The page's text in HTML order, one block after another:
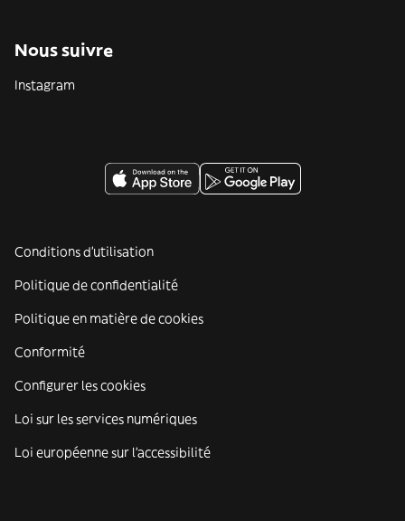
Nous suivre
Instagram
Conditions d'utilisation
Politique de confidentialité
Politique en matière de cookies
Conformité
Configurer les cookies
Loi sur les services numériques
Loi européenne sur l’accessibilité